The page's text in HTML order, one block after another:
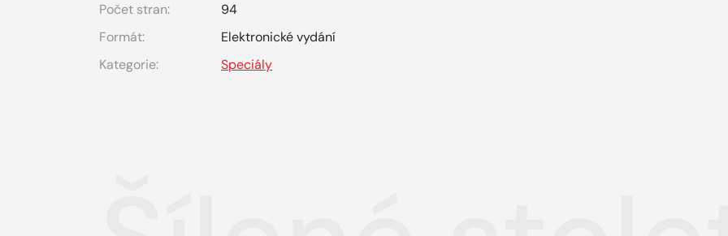
Počet stran:
94
Formát:
Elektronické vydání
Kategorie:
Speciály